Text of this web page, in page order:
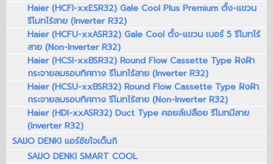
Haier (HCFI-xxESR32) Gale Cool Plus Premium ตั้ง-แขวน
รีโมทไร้สาย (Inverter R32)
Haier (HCFU-xxASR32) Gale Cool ตั้ง-แขวน เบอร์ 5 รีโมทไร้
สาย (Non-Inverter R32)
Haier (HCSI-xxBSR32) Round Flow Cassette Type ฝังฝ้า
กระจายลมรอบทิศทาง รีโมทไร้สาย (Inverter R32)
Haier (HCSU-xxBSR32) Round Flow Cassette Type ฝังฝ้า
กระจายลมรอบทิศทาง รีโมทไร้สาย (Non-Inverter R32)
Haier (HDI-xxASR32) Duct Type คอยล์เปลือย รีโมทมีสาย
(Inverter R32)
SAIJO DENKI แอร์ซัยโจเด็นกิ
SAIJO DENKI SMART COOL